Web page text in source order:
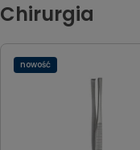
Chirurgia
nowość